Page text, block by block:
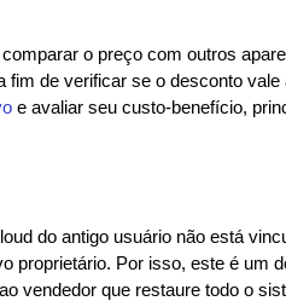
o preço com outros
de verificar se o desconto vale
e avaliar seu custo-benefício,
do antigo usuário não está
proprietário. Por isso, este é um
vendedor que restaure todo o